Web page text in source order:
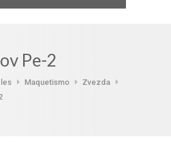
Pe-2
Maquetismo
Zvezda